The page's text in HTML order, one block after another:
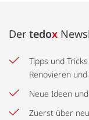
Der tedox
Tipps und
Renovieren
Neue Ideen
Zuerst über